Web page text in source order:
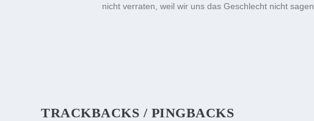
nicht verraten, weil wir uns das Geschlecht nicht
TRACKBACKS / PINGBACKS